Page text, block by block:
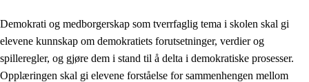
Demokrati og medborgerskap som tverrfaglig tema i skolen skal gi
elevene kunnskap om demokratiets forutsetninger, verdier og
spilleregler, og gjøre dem i stand til å delta i demokratiske prosesser.
Opplæringen skal gi elevene forståelse for sammenhengen mellom